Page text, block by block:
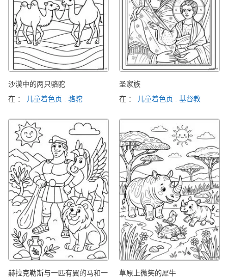
沙漠中的两只骆驼
在 ：
儿童着色页 : 骆驼
圣家族
在 ：
儿童着色页 : 基督教
赫拉克勒斯与一匹有翼的马和一
草原上微笑的犀牛